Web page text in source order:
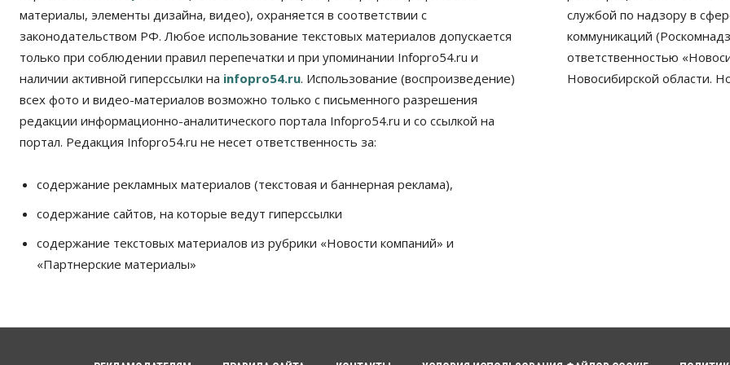
материалы, элементы дизайна, видео), охраняется в соответствии с
законодательством РФ. Любое использование текстовых материалов допускается
только при соблюдении правил перепечатки и при упоминании Infopro54.ru и
наличии активной гиперссылки на infopro54.ru. Использование (воспроизведение)
всех фото и видео-материалов возможно только с письменного разрешения
редакции информационно-аналитического портала Infopro54.ru и со ссылкой на
портал. Редакция Infopro54.ru не несет ответственность за:
содержание рекламных материалов (текстовая и баннерная реклама),
содержание сайтов, на которые ведут гиперссылки
содержание текстовых материалов из рубрики «Новости компаний» и
«Партнерские материалы»
службой по надзору в
коммуникаций
ответственностью
Новосибирской области.